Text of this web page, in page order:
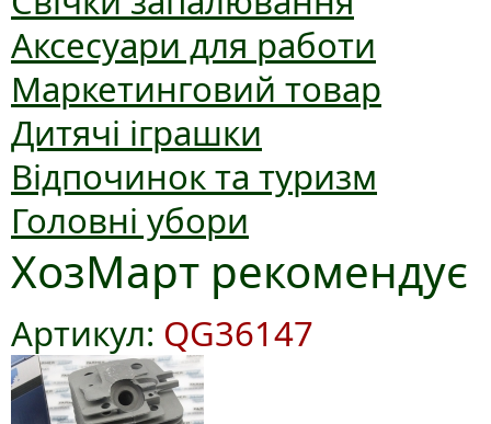
Аксесуари для работи
Маркетинговий товар
Дитячі іграшки
Відпочинок та туризм
Головні убори
ХозМарт рекомендує
Артикул: QG36147